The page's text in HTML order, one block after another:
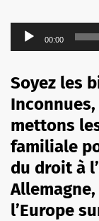
Lecteur
audio
00:00
Soyez les
mettons
familiale
du droit à
l’Europe